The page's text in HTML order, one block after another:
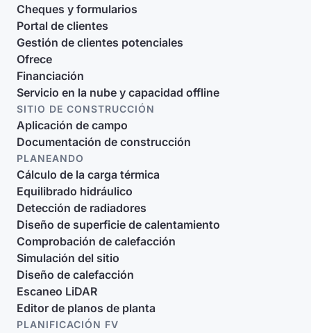
Cheques y formularios
Portal de clientes
Gestión de clientes potenciales
Ofrece
Financiación
Servicio en la nube y capacidad offline
SITIO DE CONSTRUCCIÓN
Aplicación de campo
Documentación de construcción
PLANEANDO
Cálculo de la carga térmica
Equilibrado hidráulico
Detección de radiadores
Diseño de superficie de calentamiento
Comprobación de calefacción
Simulación del sitio
Diseño de calefacción
Escaneo LiDAR
Editor de planos de planta
PLANIFICACIÓN FV